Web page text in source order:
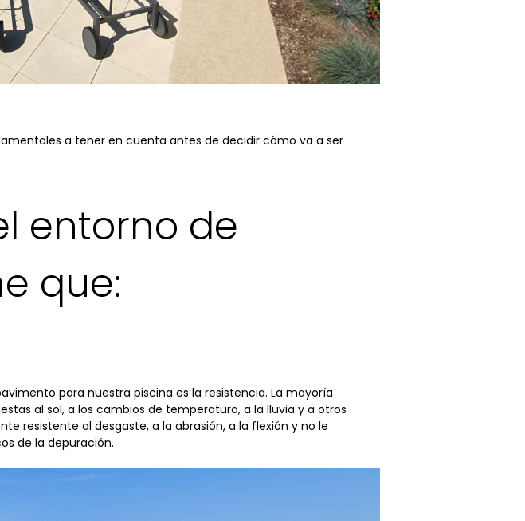
a tener en cuenta antes de decidir cómo va a ser
entorno de
que:
para nuestra piscina es la resistencia. La mayoría
al sol, a los cambios de temperatura, a la lluvia y a otros
resistente al desgaste, a la abrasión, a la flexión y no le
de la depuración.